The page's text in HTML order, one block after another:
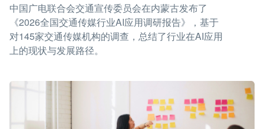
中国广电联合会交通宣传委员会在内蒙古发布了
《2026全国交通传媒行业AI应用调研报告》，基于
对145家交通传媒机构的调查，总结了行业在AI应用
上的现状与发展路径。